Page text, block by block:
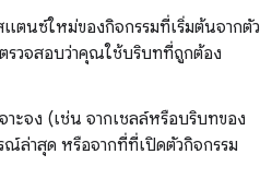
แตนซ์ใหม่ของกิจกรรมที่เริ่มต้นจากตัว
รวจสอบว่าคุณใช้บริบทที่ถูกต้อง
าะจง (เช่น จากเชลล์หรือบริบทของ
ล่าสุด หรือจากที่ที่เปิดตัวกิจกรรม